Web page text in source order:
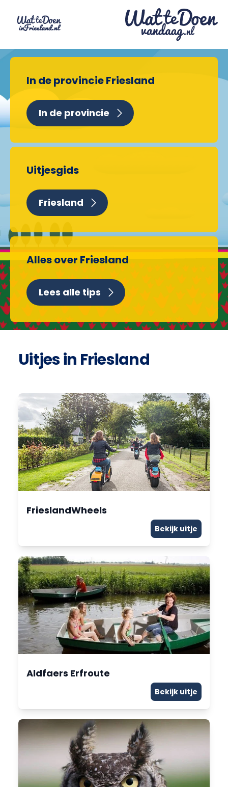
In de provincie Friesland
In de provincie
Uitjesgids
Friesland
Alles over Friesland
Lees alle tips
Uitjes in Friesland
FrieslandWheels
Bekijk uitje
Aldfaers Erfroute
Bekijk uitje